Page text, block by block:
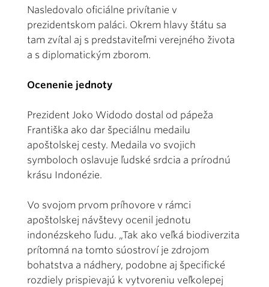
Nasledovalo oficiálne privítanie v
prezidentskom paláci. Okrem hlavy štátu sa
tam zvítal aj s predstaviteľmi verejného života
a s diplomatickým zborom.
Ocenenie jednoty
Prezident Joko Widodo dostal od pápeža
Františka ako dar špeciálnu medailu
apoštolskej cesty. Medaila vo svojich
symboloch oslavuje ľudské srdcia a prírodnú
krásu Indonézie.
Vo svojom prvom príhovore v rámci
apoštolskej návštevy ocenil jednotu
indonézskeho ľudu. „Tak ako veľká biodiverzita
prítomná na tomto súostroví je zdrojom
bohatstva a nádhery, podobne aj špecifické
rozdiely prispievajú k vytvoreniu veľkolepej